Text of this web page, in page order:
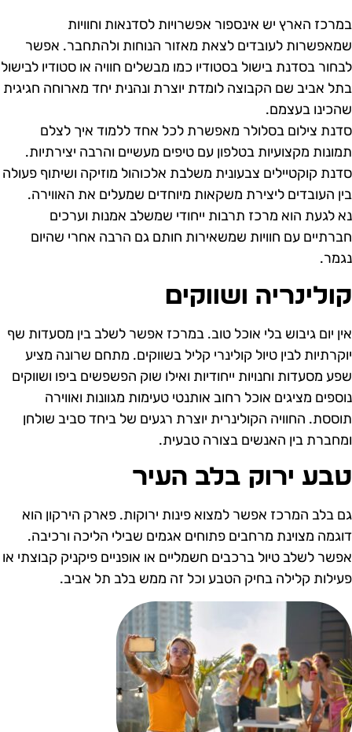
הארץ יש אינספור אפשרויות לסדנאות וחוויות
לעובדים לצאת מאזור הנוחות ולהתחבר. אפשר
בסדנת בישול בסטודיו כמו מבשלים חוויה או סטודיו לבישול
אביב שם הקבוצה לומדת יוצרת ונהנית יחד מארוחה חגיגית
בעצמם.
צילום בסלולר מאפשרת לכל אחד ללמוד איך לצלם
מקצועיות בטלפון עם טיפים מעשיים והרבה יצירתיות.
קוקטיילים צבעונית משלבת אלכוהול מוזיקה ושיתוף פעולה
העובדים ליצירת משקאות מיוחדים שמעלים את האווירה.
לגעת הוא מרכז תרבות ייחודי שמשלב אמנות וערכים
עם חוויות שמשאירות חותם גם הרבה אחרי שהיום
ושווקים
יום גיבוש בלי אוכל טוב. במרכז אפשר לשלב בין מסעדות שף
לבין טיול קולינרי קליל בשווקים. מתחם שרונה מציע
מסעדות וחנויות ייחודיות ואילו שוק הפשפשים ביפו ושווקים
מציגים אוכל רחוב אותנטי טעימות מגוונות ואווירה
החוויה הקולינרית יוצרת רגעים של ביחד סביב שולחן
בין האנשים בצורה טבעית.
ירוק בלב העיר
בלב המרכז אפשר למצוא פינות ירוקות. פארק הירקון הוא
מצוינת מרחבים פתוחים אגמים שבילי הליכה ורכיבה.
לשלב טיול ברכבים חשמליים או אופניים פיקניק קבוצתי או
קלילה בחיק הטבע וכל זה ממש בלב תל אביב.